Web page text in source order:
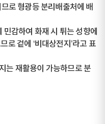
로 형광등 분리배출처에 배
감하여 화재 시 튀는 성향에
로 겉에 ‘비대상전지’라고 표
는 재활용이 가능하므로 분